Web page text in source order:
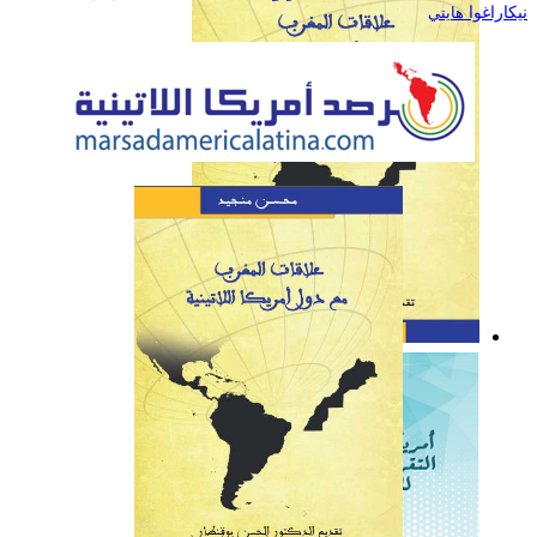
كتاب: علاقات المغرب مع
دول أمريكا اللاتينية
نيكاراغواهايتي